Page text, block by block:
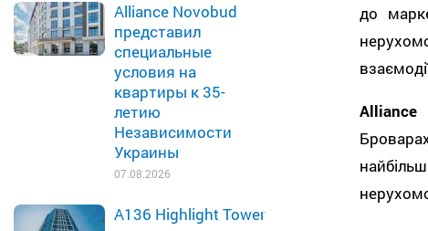
Alliance Novobud
представил
специальные
условия на
квартиры к 35-
летию
Независимости
Украины
07.08.2026
A136 Highlight Tower
до
Alliance